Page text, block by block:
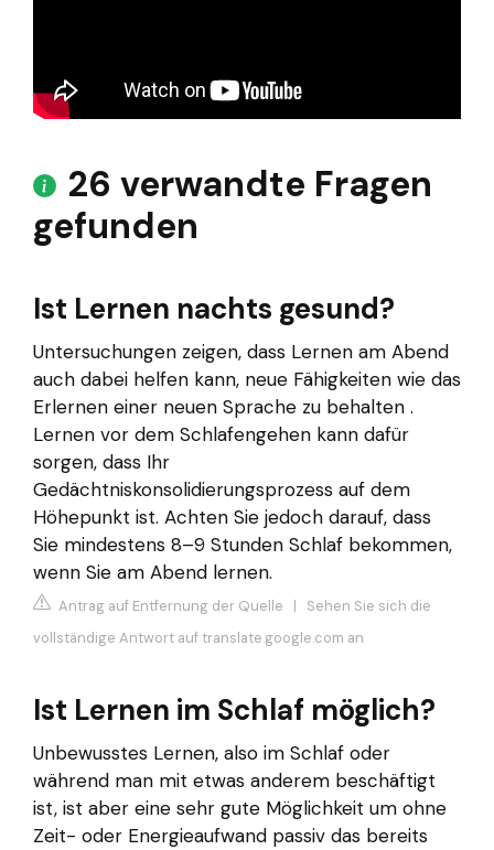
26 verwandte Fragen
gefunden
Ist Lernen nachts gesund?
Untersuchungen zeigen, dass Lernen am Abend
auch dabei helfen kann, neue Fähigkeiten wie das
Erlernen einer neuen Sprache zu behalten .
Lernen vor dem Schlafengehen kann dafür
sorgen, dass Ihr
Gedächtniskonsolidierungsprozess auf dem
Höhepunkt ist. Achten Sie jedoch darauf, dass
Sie mindestens 8–9 Stunden Schlaf bekommen,
wenn Sie am Abend lernen.
Antrag auf Entfernung der Quelle | Sehen Sie sich die
vollständige Antwort auf translate.google.com an
Ist Lernen im Schlaf möglich?
Unbewusstes Lernen, also im Schlaf oder
während man mit etwas anderem beschäftigt
ist, ist aber eine sehr gute Möglichkeit um ohne
Zeit- oder Energieaufwand passiv das bereits